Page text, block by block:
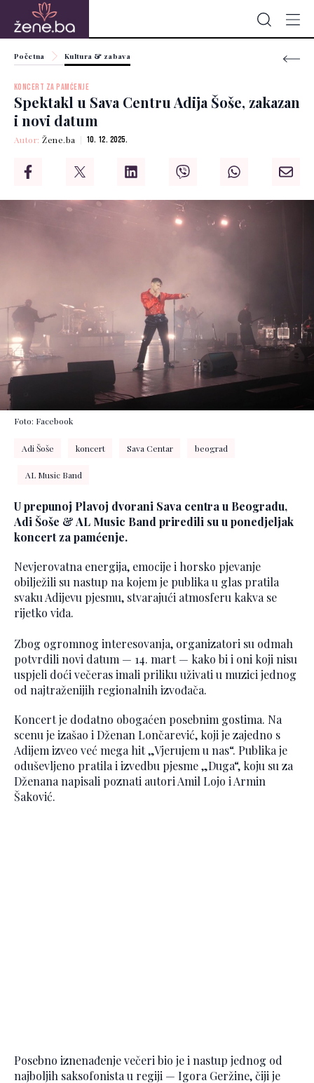
Početna Kultura & zabava
KONCERT ZA PAMĆENJE
Spektakl u Sava Centru Adija Šoše, zakazan
i novi datum
Autor:Žene.ba 10. 12. 2025.
Foto: Facebook
Adi Šoše koncert Sava Centar beograd
AL Music Band
U prepunoj Plavoj dvorani Sava centra u Beogradu,
Adi Šoše & AL Music Band priredili su u ponedjeljak
koncert za pamćenje.
Nevjerovatna energija, emocije i horsko pjevanje
obilježili su nastup na kojem je publika u glas pratila
svaku Adijevu pjesmu, stvarajući atmosferu kakva se
rijetko viđa.
Zbog ogromnog interesovanja, organizatori su odmah
potvrdili novi datum — 14. mart — kako bi i oni koji nisu
uspjeli doći večeras imali priliku uživati u muzici jednog
od najtraženijih regionalnih izvođača.
Koncert je dodatno obogaćen posebnim gostima. Na
scenu je izašao i Dženan Lončarević, koji je zajedno s
Adijem izveo već mega hit „Vjerujem u nas“. Publika je
oduševljeno pratila i izvedbu pjesme „Duga“, koju su za
Dženana napisali poznati autori Amil Lojo i Armin
Šaković.
Posebno iznenađenje večeri bio je i nastup jednog od
najboljih saksofonista u regiji — Igora Geržine, čiji je